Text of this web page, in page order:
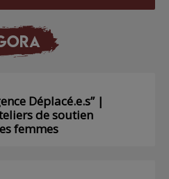
Déplacé.e.s” |
de soutien
femmes